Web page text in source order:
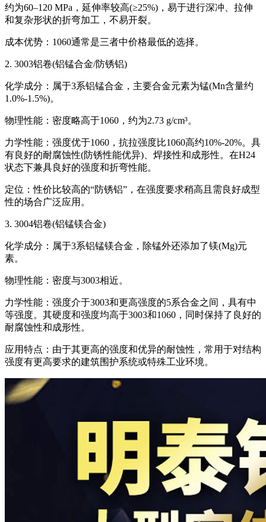
约为60–120 MPa，延伸率较高(≥25%)，易于进行深冲、拉伸
和复杂形状的折弯加工，不易开裂。
‌成本优势‌：1060通常是三者中价格最低的选择。
2. 3003铝卷(铝锰合金/防锈铝)
‌化学成分‌：属于3系铝锰合金，主要合金元素为锰(Mn含量约
1.0%-1.5%)。
‌物理性能‌：密度略高于1060，约为2.73 g/cm³。
‌力学性能‌：强度优于1060，抗拉强度比1060高约10%-20%。具
有良好的耐腐蚀性(防锈性能优异)、焊接性和成形性。在H24
状态下兼具良好的强度和折弯性能。
‌定位‌：性价比较高的“防锈铝”，在强度要求稍高且需良好成型
性的场合广泛应用。
3. 3004铝卷(铝锰镁合金)
‌化学成分‌：属于3系铝锰镁合金，除锰外还添加了镁(Mg)元
素。
‌物理性能‌：密度与3003相近。
‌力学性能‌：强度介于3003和更高强度的5系合金之间，具有中
等强度。其硬度和强度均高于3003和1060，同时保持了良好的
耐腐蚀性和成形性。
‌应用特点‌：由于其更高的强度和优异的耐蚀性，常用于对结构
强度有更高要求的建筑围护系统或特殊工业环境。